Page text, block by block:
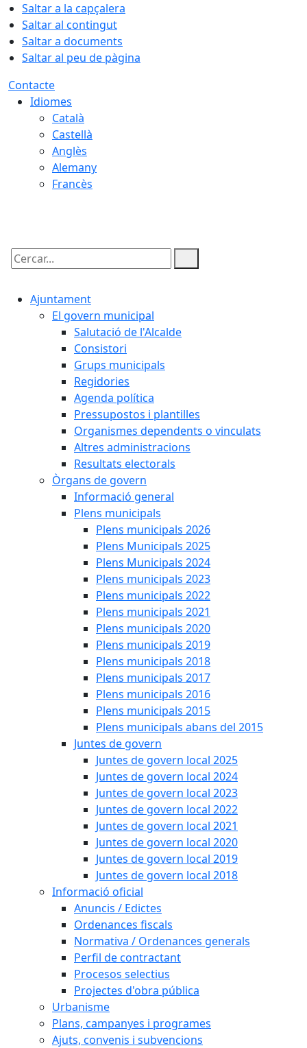
Saltar a la capçalera
Saltar al contingut
Saltar a documents
Saltar al peu de pàgina
Contacte
Idiomes
Català
Castellà
Anglès
Alemany
Francès
Cercar:
Ajuntament
El govern municipal
Salutació de l'Alcalde
Consistori
Grups municipals
Regidories
Agenda política
Pressupostos i plantilles
Organismes dependents o vinculats
Altres administracions
Resultats electorals
Òrgans de govern
Informació general
Plens municipals
Plens municipals 2026
Plens Municipals 2025
Plens Municipals 2024
Plens municipals 2023
Plens municipals 2022
Plens municipals 2021
Plens municipals 2020
Plens municipals 2019
Plens municipals 2018
Plens municipals 2017
Plens municipals 2016
Plens municipals 2015
Plens municipals abans del 2015
Juntes de govern
Juntes de govern local 2025
Juntes de govern local 2024
Juntes de govern local 2023
Juntes de govern local 2022
Juntes de govern local 2021
Juntes de govern local 2020
Juntes de govern local 2019
Juntes de govern local 2018
Informació oficial
Anuncis / Edictes
Ordenances fiscals
Normativa / Ordenances generals
Perfil de contractant
Procesos selectius
Projectes d'obra pública
Urbanisme
Plans, campanyes i programes
Ajuts, convenis i subvencions